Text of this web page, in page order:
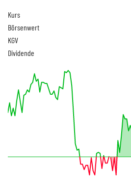
Kurs
Börsenwert
KGV
Dividende